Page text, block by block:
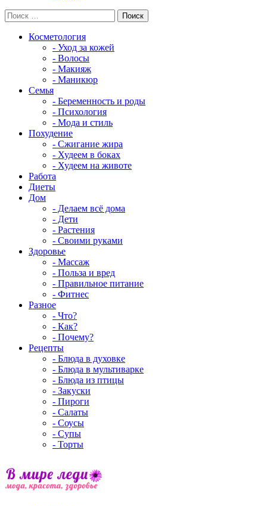
Косметология
- Уход за кожей
- Волосы
- Макияж
- Маникюр
Семья
- Беременность и роды
- Психология
- Мода и стиль
Похудение
- Сжигание жира
- Худеем в боках
- Худеем на животе
Работа
Диеты
Дом
- Делаем всё дома
- Дети
- Растения
- Своими руками
Здоровье
- Массаж
- Польза и вред
- Правильное питание
- Фитнес
Разное
- Что?
- Как?
- Почему?
Рецепты
- Блюда в духовке
- Блюда в мультиварке
- Блюда из птицы
- Закуски
- Пироги
- Салаты
- Соусы
- Супы
- Торты